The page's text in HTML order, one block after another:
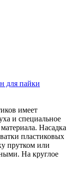
для пайки
имеет
и специальное
Насадка
пластиковых
прутком или
На круглое